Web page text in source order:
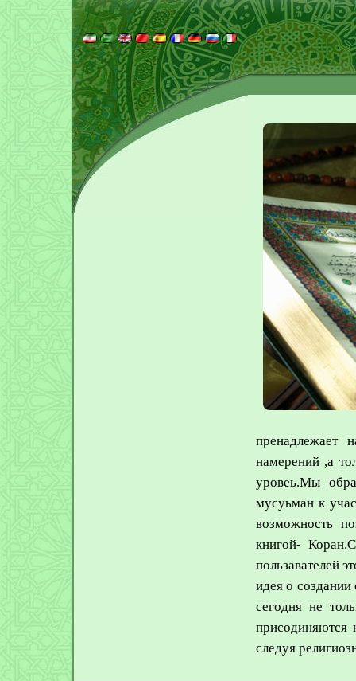
пренадлежает
намерений ,а
уровеь.Мы
мусуьман к
возможность
книгой-
пользавателей
идея о создании
сегодня не
присодиняются
следуя